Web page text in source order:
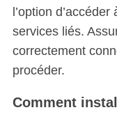
l’option
services liés.
correctement
procéder.
Comment